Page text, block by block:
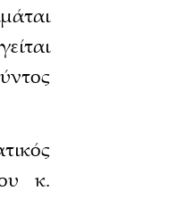
κ.